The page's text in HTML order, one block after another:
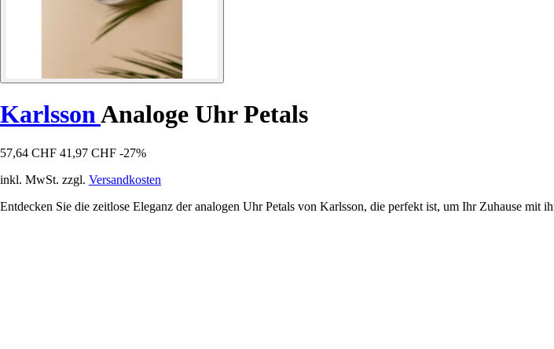
KarlssonAnaloge Uhr Petals
57,64 CHF 41,97 CHF -27%
inkl. MwSt. zzgl. Versandkosten
Entdecken Sie die zeitlose Eleganz der analogen Uhr Petals von Karlsson, die perfekt ist, um Ihr Zuhause mit